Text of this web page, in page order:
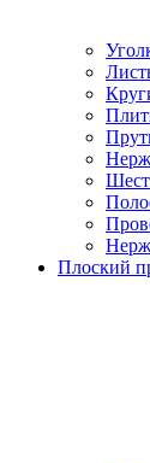
Плоский